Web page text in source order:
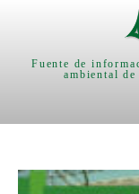
Fuente de
ambiental